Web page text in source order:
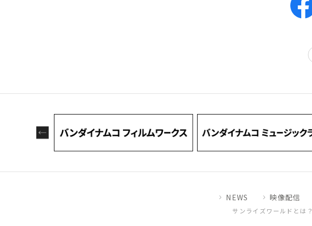
NEWS 映像配信
サンライズワールドとは？